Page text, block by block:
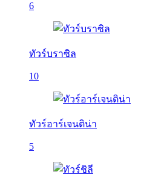
6
ทัวร์บราซิล
10
ทัวร์อาร์เจนติน่า
5